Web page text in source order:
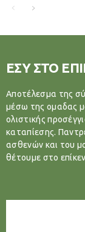
ΕΣΥ ΣΤΟ
Αποτέλεσμα της
μέσω της ομαδας
ολιστικής
καταπίεσης.
ασθενών και του
θέτουμε στο